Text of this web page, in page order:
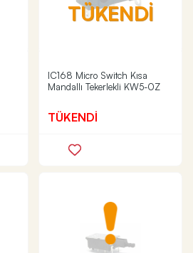
TÜKENDİ
IC168 Micro Switch Kısa
Mandallı Tekerlekli KW5-0Z
TÜKENDİ